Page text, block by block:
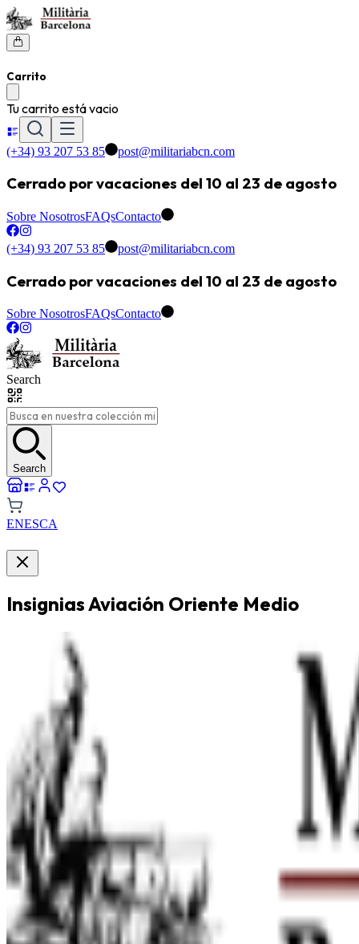
Carrito
Tu carrito está vacio
(+34) 93 207 53 85 post@militariabcn.com
Cerrado por vacaciones del 10 al 23 de agosto
Sobre NosotrosFAQsContacto
(+34) 93 207 53 85 post@militariabcn.com
Cerrado por vacaciones del 10 al 23 de agosto
Sobre NosotrosFAQsContacto
Search
Search
ENESCA
Insignias Aviación Oriente Medio